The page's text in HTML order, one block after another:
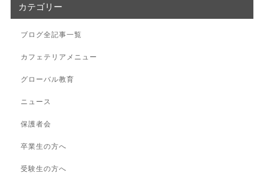
カテゴリー
ブログ全記事一覧
カフェテリアメニュー
グローバル教育
ニュース
保護者会
卒業生の方へ
受験生の方へ